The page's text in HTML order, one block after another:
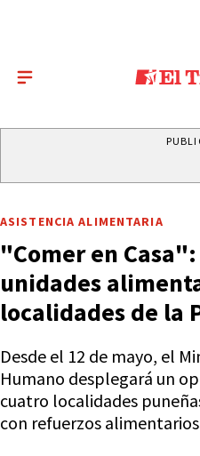
ASISTENCIA ALIMENTARIA
"Comer en
unidades
localidades de la
Desde el 12 de mayo, el
Humano desplegará un
cuatro localidades
con refuerzos